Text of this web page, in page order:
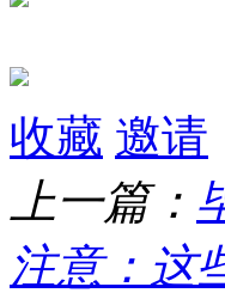
收藏 邀请
上一篇：
注意：这